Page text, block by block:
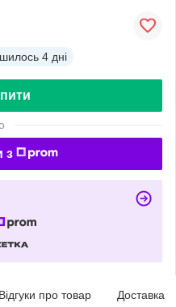
4 дні
з
Відгуки про товар Доставка